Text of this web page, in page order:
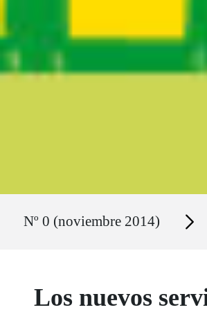
Nº 0 (noviembre 2014) Secciones
Los nuevos